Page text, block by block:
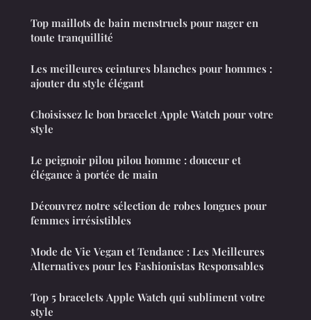
Top maillots de bain menstruels pour nager en
toute tranquillité
Les meilleures ceintures blanches pour hommes :
ajouter du style élégant
Choisissez le bon bracelet Apple Watch pour votre
style
Le peignoir pilou pilou homme : douceur et
élégance à portée de main
Découvrez notre sélection de robes longues pour
femmes irrésistibles
Mode de Vie Vegan et Tendance : Les Meilleures
Alternatives pour les Fashionistas Responsables
Top 5 bracelets Apple Watch qui subliment votre
style